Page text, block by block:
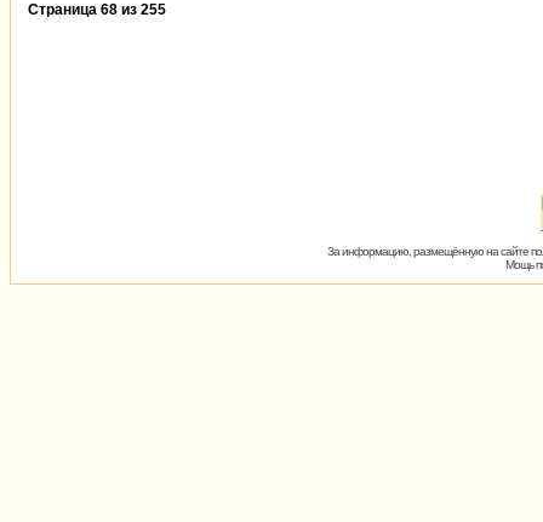
Страница 68 из 255
За информацию, размещённую на сайте
Мощь